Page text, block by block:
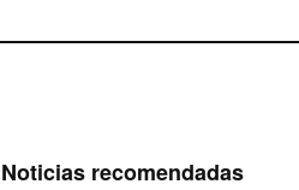
Noticias recomendadas